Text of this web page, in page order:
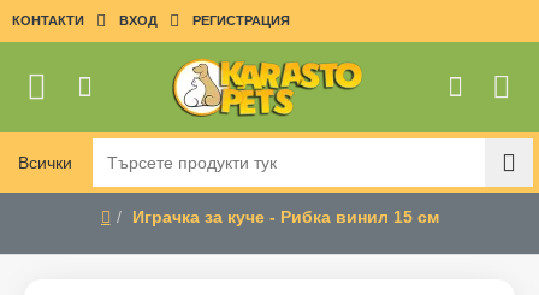
КОНТАКТИ ВХОД РЕГИСТРАЦИЯ
Всички
Търсете
продукти
Играчка за куче - Рибка винил 15 см